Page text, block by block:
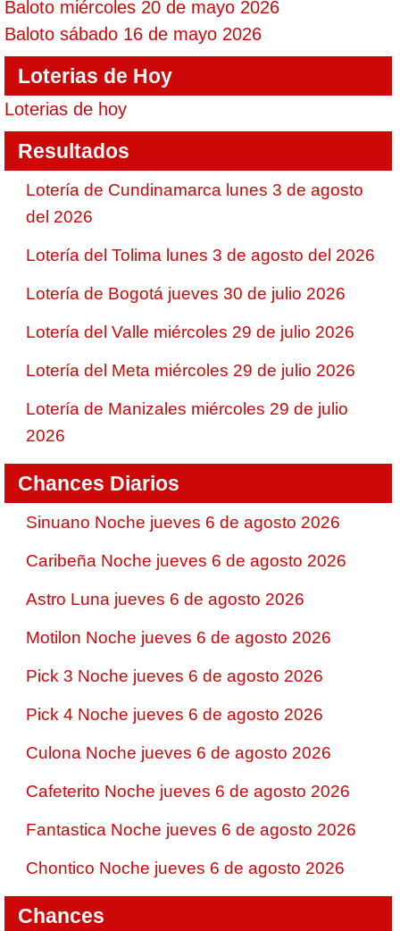
Baloto miércoles 20 de mayo 2026
Baloto sábado 16 de mayo 2026
Loterias de Hoy
Loterias de hoy
Resultados
Lotería de Cundinamarca lunes 3 de agosto
del 2026
Lotería del Tolima lunes 3 de agosto del 2026
Lotería de Bogotá jueves 30 de julio 2026
Lotería del Valle miércoles 29 de julio 2026
Lotería del Meta miércoles 29 de julio 2026
Lotería de Manizales miércoles 29 de julio
2026
Chances Diarios
Sinuano Noche jueves 6 de agosto 2026
Caribeña Noche jueves 6 de agosto 2026
Astro Luna jueves 6 de agosto 2026
Motilon Noche jueves 6 de agosto 2026
Pick 3 Noche jueves 6 de agosto 2026
Pick 4 Noche jueves 6 de agosto 2026
Culona Noche jueves 6 de agosto 2026
Cafeterito Noche jueves 6 de agosto 2026
Fantastica Noche jueves 6 de agosto 2026
Chontico Noche jueves 6 de agosto 2026
Chances